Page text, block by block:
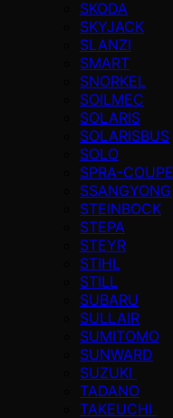
SKODA
SKYJACK
SLANZI
SMART
SNORKEL
SOILMEC
SOLARIS
SOLARISBUS
SOLO
SPRA-COUPE
SSANGYONG
STEINBOCK
STEPA
STEYR
STIHL
STILL
SUBARU
SULLAIR
SUMITOMO
SUNWARD
SUZUKI
TADANO
TAKEUCHI